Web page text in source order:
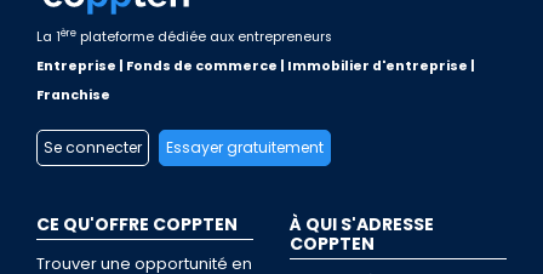
La 1ère plateforme dédiée aux entrepreneurs
Entreprise | Fonds de commerce | Immobilier d'entreprise |
Franchise
Se connecter Essayer gratuitement
CE QU'OFFRE COPPTEN
Trouver une opportunité en
À QUI S'ADRESSE
COPPTEN